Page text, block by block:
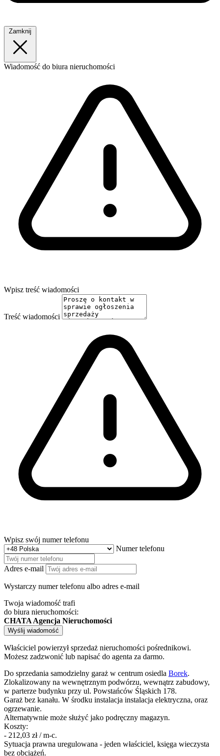
Zamknij
Wiadomość do biura nieruchomości
Wpisz treść wiadomości
Treść wiadomości
Wpisz swój numer telefonu
Numer telefonu
Adres e-mail
Wystarczy numer telefonu albo adres e-mail
Twoja wiadomość trafi
do biura nieruchomości:
CHATA Agencja Nieruchomości
Wyślij wiadomość
Właściciel powierzył sprzedaż nieruchomości pośrednikowi.
Możesz zadzwonić lub napisać do agenta za darmo.
Do sprzedania samodzielny garaż w centrum osiedla Borek.
Zlokalizowany na wewnętrznym podwórzu, wewnątrz zabudowy,
w parterze budynku przy ul. Powstańców Śląskich 178.
Garaż bez kanału. W środku instalacja instalacja elektryczna, oraz
ogrzewanie.
Alternatywnie może służyć jako podręczny magazyn.
Koszty:
- 212,03 zł / m-c.
Sytuacja prawna uregulowana - jeden właściciel, księga wieczysta
bez obciążeń.